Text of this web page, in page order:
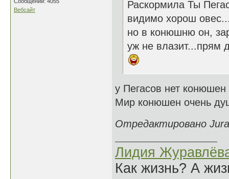
Вебсайт
Раскормила Ты
видимо хорош
но в конюшню он,
уж не влазит...прям
у Пегасов нет конюшен
Мир конюшен очень
Отредактировано
Лидия
Как жизнь? А